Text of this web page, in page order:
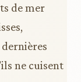
de mer
ne cuisent